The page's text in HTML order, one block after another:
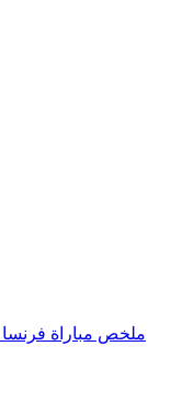
ملخص مباراة فرنسا